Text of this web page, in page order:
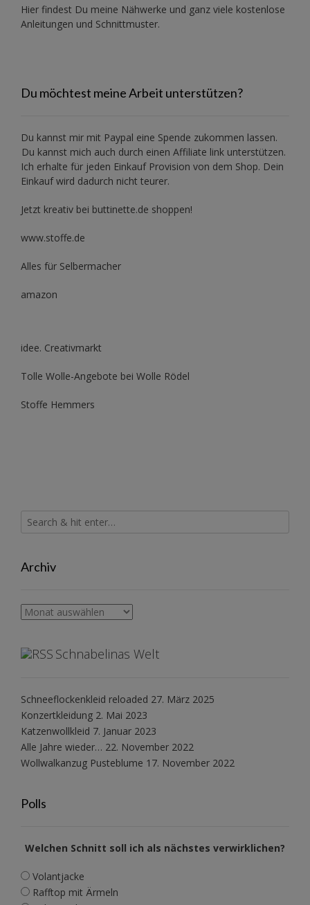
Hier findest Du meine Nähwerke und ganz viele kostenlose
Anleitungen und Schnittmuster.
Du möchtest meine Arbeit unterstützen?
Du kannst mir mit Paypal eine Spende zukommen lassen.
Du kannst mich auch durch einen Affiliate link unterstützen.
Ich erhalte für jeden Einkauf Provision von dem Shop. Dein
Einkauf wird dadurch nicht teurer.
Jetzt kreativ bei buttinette.de shoppen!
www.stoffe.de
Alles für Selbermacher
amazon
idee. Creativmarkt
Tolle Wolle-Angebote bei Wolle Rödel
Stoffe Hemmers
Archiv
Archiv
Schnabelinas Welt
Schneeflockenkleid reloaded 27. März 2025
Konzertkleidung 2. Mai 2023
Katzenwollkleid 7. Januar 2023
Alle Jahre wieder… 22. November 2022
Wollwalkanzug Pusteblume 17. November 2022
Polls
Welchen Schnitt soll ich als nächstes verwirklichen?
Volantjacke
Rafftop mit Ärmeln